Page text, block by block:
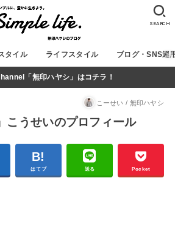
タイル ライフスタイル ブログ・SNS運
SEARCH
「無印ハヤシ」はコチラ！
こーせい / 無印ハヤシ
こうせいのプロフィール
はてブ 送る Pocket